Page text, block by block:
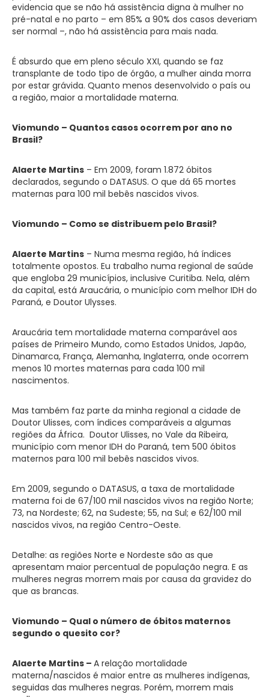
evidencia que se não há assistência digna à mulher no
pré-natal e no parto – em 85% a 90% dos casos deveriam
ser normal –, não há assistência para mais nada.
É absurdo que em pleno século XXI, quando se faz
transplante de todo tipo de órgão, a mulher ainda morra
por estar grávida. Quanto menos desenvolvido o país ou
a região, maior a mortalidade materna.
Viomundo – Quantos casos ocorrem por ano no
Brasil?
Alaerte Martins – Em 2009, foram 1.872 óbitos
declarados, segundo o DATASUS. O que dá 65 mortes
maternas para 100 mil bebês nascidos vivos.
Viomundo – Como se distribuem pelo Brasil?
Alaerte Martins – Numa mesma região, há índices
totalmente opostos. Eu trabalho numa regional de saúde
que engloba 29 municípios, inclusive Curitiba. Nela, além
da capital, está Araucária, o município com melhor IDH do
Paraná, e Doutor Ulysses.
Araucária tem mortalidade materna comparável aos
países de Primeiro Mundo, como Estados Unidos, Japão,
Dinamarca, França, Alemanha, Inglaterra, onde ocorrem
menos 10 mortes maternas para cada 100 mil
nascimentos.
Mas também faz parte da minha regional a cidade de
Doutor Ulisses, com índices comparáveis a algumas
regiões da África. Doutor Ulisses, no Vale da Ribeira,
município com menor IDH do Paraná, tem 500 óbitos
maternos para 100 mil bebês nascidos vivos.
Em 2009, segundo o DATASUS, a taxa de mortalidade
materna foi de 67/100 mil nascidos vivos na região Norte;
73, na Nordeste; 62, na Sudeste; 55, na Sul; e 62/100 mil
nascidos vivos, na região Centro-Oeste.
Detalhe: as regiões Norte e Nordeste são as que
apresentam maior percentual de população negra. E as
mulheres negras morrem mais por causa da gravidez do
que as brancas.
Viomundo – Qual o número de óbitos maternos
segundo o quesito cor?
Alaerte Martins – A relação mortalidade
materna/nascidos é maior entre as mulheres indígenas,
seguidas das mulheres negras. Porém, morrem mais